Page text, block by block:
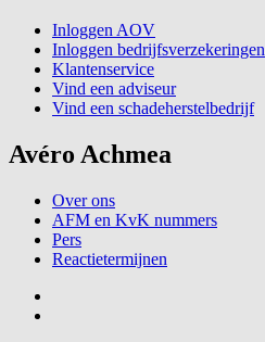
Inloggen AOV
Inloggen bedrijfsverzekeringen
Klantenservice
Vind een adviseur
Vind een schadeherstelbedrijf
Avéro Achmea
Over ons
AFM en KvK nummers
Pers
Reactietermijnen